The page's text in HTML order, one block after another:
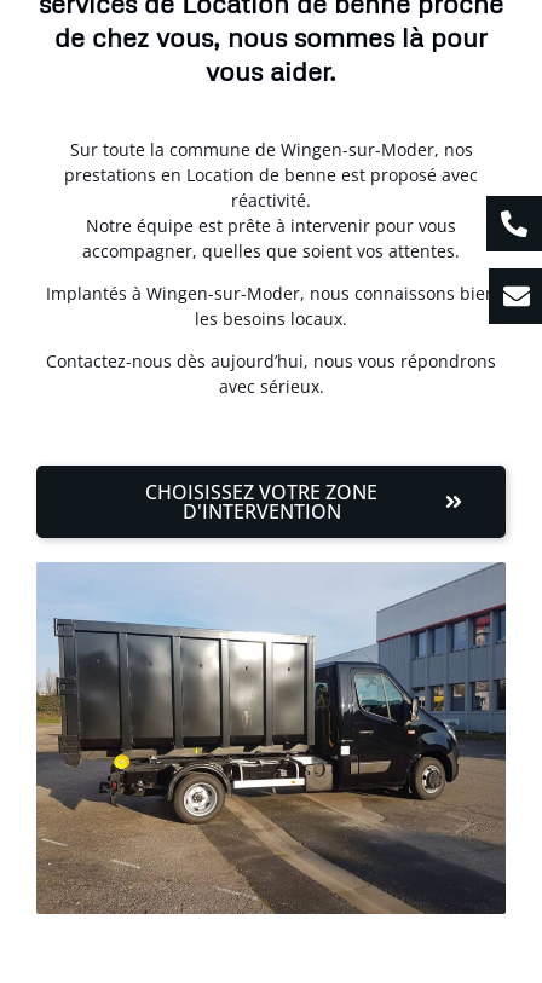
de chez vous, nous sommes là pour
vous aider.
Sur toute la commune de Wingen-sur-Moder, nos
prestations en Location de benne est proposé avec
réactivité.
Notre équipe est prête à intervenir pour vous
accompagner, quelles que soient vos attentes.
Implantés à Wingen-sur-Moder, nous connaissons bien
les besoins locaux.
Contactez-nous dès aujourd’hui, nous vous répondrons
avec sérieux.
CHOISISSEZ VOTRE ZONE
D'INTERVENTION